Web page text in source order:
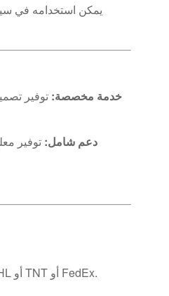
يمكن استخدامه في
خدمة مخصصة:توفير
دعم شامل:
سيتم تسليم العينات للعملاء خلال 7 إلى 10 أيام عمل عبر شركات الخدمات اللوجستية مثل SF Express أو DHL أو TNT أو FedEx.